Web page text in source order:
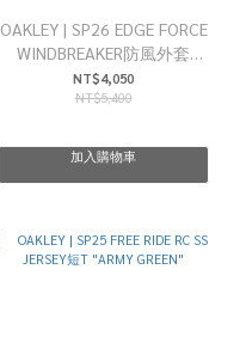
OAKLEY | SP26 EDGE FORCE
WINDBREAKER防風外套
"PITCH BLACK"
NT$4,050
NT$5,400
加入購物車